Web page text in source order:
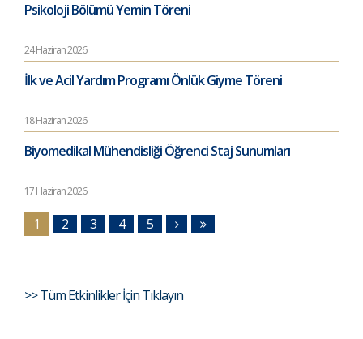
Psikoloji Bölümü Yemin Töreni
24 Haziran 2026
İlk ve Acil Yardım Programı Önlük Giyme Töreni
18 Haziran 2026
Biyomedikal Mühendisliği Öğrenci Staj Sunumları
17 Haziran 2026
1 2 3 4 5
>> Tüm Etkinlikler İçin Tıklayın